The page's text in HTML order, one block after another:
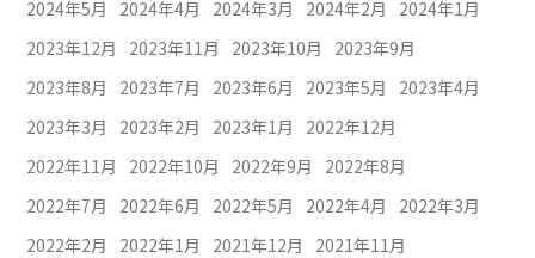
2024年5月 2024年4月 2024年3月 2024年2月
2024年1月
2023年12月
2023年11月 2023年10月
2023年9月
2023年8月
2023年7月 2023年6月 2023年5月
2023年4月
2023年3月
2023年2月 2023年1月
2022年12月
2022年11月
2022年10月 2022年9月
2022年8月
2022年7月
2022年6月 2022年5月 2022年4月
2022年3月
2022年2月
2022年1月 2021年12月
2021年11月